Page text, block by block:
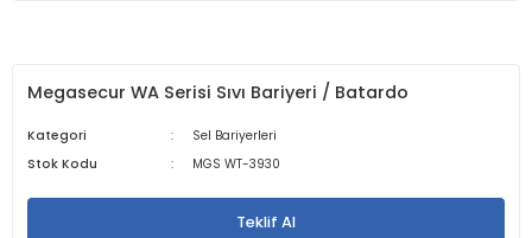
Megasecur WA Serisi Sıvı Bariyeri / Batardo
Kategori
Sel Bariyerleri
Stok Kodu
MGS WT-3930
Teklif Al